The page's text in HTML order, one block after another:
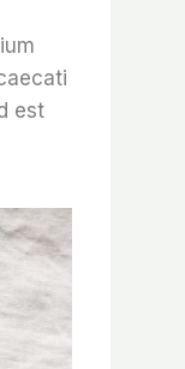
est